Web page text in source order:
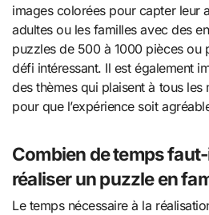
images colorées pour capter leur
adultes ou les familles avec des
puzzles de 500 à 1000 pièces ou
défi intéressant. Il est également
des thèmes qui plaisent à tous
pour que l’expérience soit
Combien de temps
réaliser un puzzle en
Le temps nécessaire à la